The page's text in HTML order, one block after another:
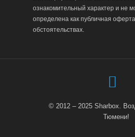
ознакомительный характер и не
определена как публичная
обстоятельствах.
© 2012 – 2025 Sharbox.
Тюмени!